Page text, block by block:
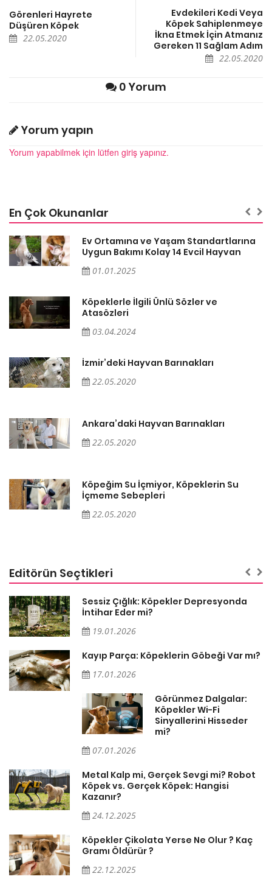
Görenleri Hayrete
Düşüren Köpek
22.05.2020
Evdekileri Kedi Veya
Köpek Sahiplenmeye
İkna Etmek İçin Atmanız
Gereken 11 Sağlam Adım
22.05.2020
0 Yorum
Yorum yapın
Yorum yapabilmek için lütfen giriş yapınız.
En Çok Okunanlar
Ev Ortamına ve Yaşam Standartlarına
Uygun Bakımı Kolay 14 Evcil Hayvan
01.01.2025
Köpeklerle İlgili Ünlü Sözler ve
Atasözleri
03.04.2024
İzmir’deki Hayvan Barınakları
22.05.2020
Ankara’daki Hayvan Barınakları
22.05.2020
Köpeğim Su İçmiyor, Köpeklerin Su
İçmeme Sebepleri
22.05.2020
Editörün Seçtikleri
Sessiz Çığlık: Köpekler Depresyonda
İntihar Eder mi?
19.01.2026
Kayıp Parça: Köpeklerin Göbeği Var mı?
17.01.2026
Görünmez Dalgalar:
Köpekler Wi-Fi
Sinyallerini Hisseder
mi?
07.01.2026
Metal Kalp mi, Gerçek Sevgi mi? Robot
Köpek vs. Gerçek Köpek: Hangisi
Kazanır?
24.12.2025
Köpekler Çikolata Yerse Ne Olur ? Kaç
Gramı Öldürür ?
22.12.2025